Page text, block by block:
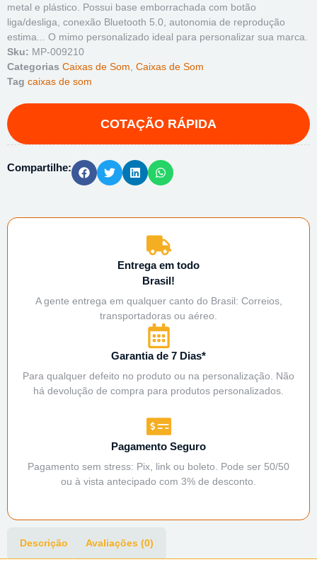
metal e plástico. Possui base emborrachada com botão
liga/desliga, conexão Bluetooth 5.0, autonomia de reprodução
estima... O mimo personalizado ideal para personalizar sua marca.
Sku: MP-009210
Categorias Caixas de Som Caixas de Som
Tag caixas de som
Compartilhe:
Entrega em todo
Brasil!
A gente entrega em qualquer canto do Brasil: Correios,
transportadoras ou aéreo.
Garantia de 7 Dias*
Para qualquer defeito no produto ou na personalização. Não
há devolução de compra para produtos personalizados.
Pagamento Seguro
Pagamento sem stress: Pix, link ou boleto. Pode ser 50/50
ou à vista antecipado com 3% de desconto.
Descrição Avaliações (0)